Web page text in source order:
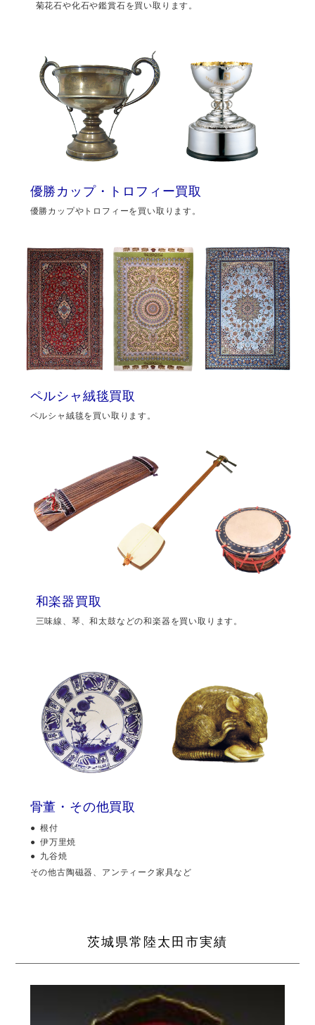
菊花石や化石や鑑賞石を買い取ります。
優勝カップ・トロフィー買取
優勝カップやトロフィーを買い取ります。
ペルシャ絨毯買取
ペルシャ絨毯を買い取ります。
和楽器買取
三味線、琴、和太鼓などの和楽器を買い取ります。
骨董・その他買取
根付
伊万里焼
九谷焼
その他古陶磁器、アンティーク家具など
茨城県常陸太田市実績